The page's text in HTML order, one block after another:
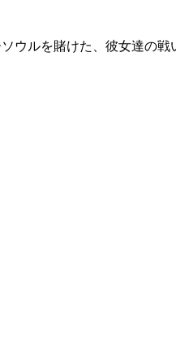
ウルを賭けた、彼女達の